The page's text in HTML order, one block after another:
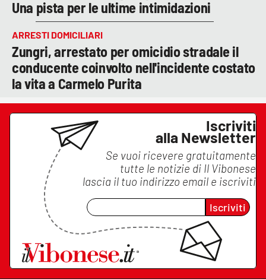
Una pista per le ultime intimidazioni
ARRESTI DOMICILIARI
Zungri, arrestato per omicidio stradale il
conducente coinvolto nell'incidente costato
la vita a Carmelo Purita
Iscriviti
alla Newsletter
Se vuoi ricevere gratuitamente
tutte le notizie di Il Vibonese
lascia il tuo indirizzo email e iscriviti
Iscriviti